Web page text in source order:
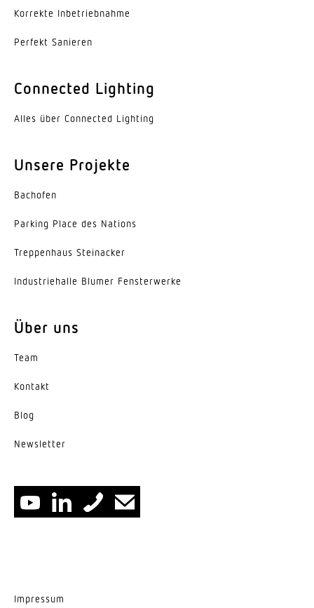
Korrekte Inbe­trieb­nahme
Perfekt Sanieren
Connected Lighting
Alles über Connected Lighting
Unsere Projekte
Bachofen
Parking Place des Nations
Trep­penhaus Steinacker
Indus­trie­halle Blumer Fensterwerke
Über uns
Team
Kontakt
Blog
News­letter
Impressum